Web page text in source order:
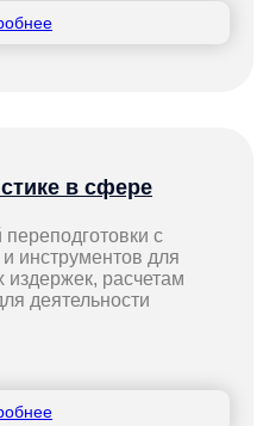
в сфере
с
инструментов для
издержек, расчетам
деятельности